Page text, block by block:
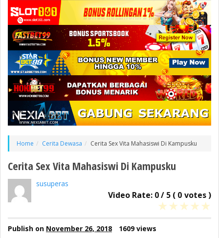
Home Cerita Dewasa Cerita Sex Vita Mahasiswi Di Kampusku
Cerita Sex Vita Mahasiswi Di Kampusku
susuperas
Video Rate: 0/ 5 ( 0 votes )
★★★★★
Publish on November 26, 2018
1609 views